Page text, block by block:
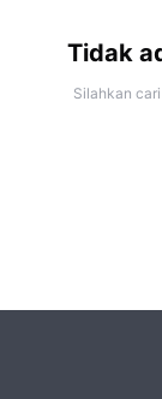
Tidak
Silahkan